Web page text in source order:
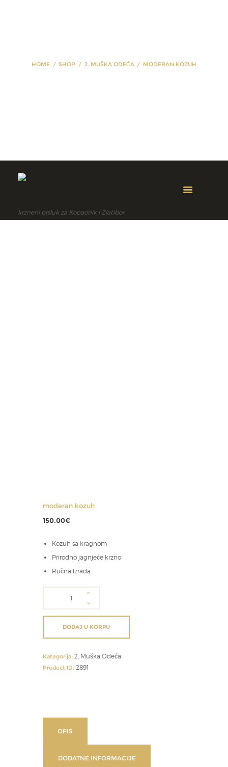
HOME SHOP 2. MUŠKA ODEĆA MODERAN KOZUH
krzneni prsluk za Kopaonik i Zlatibor
moderan kozuh
150.00€
Kozuh sa kragnom
Prirodno jagnjeće krzno
Ručna izrada
količina
DODAJ U KORPU
Kategorija: 2. Muška Odeća
Product ID: 2891
OPIS
DODATNE INFORMACIJE